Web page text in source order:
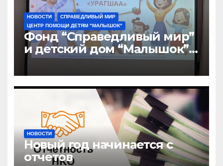
НОВОСТИ
СПРАВЕДЛИВЫЙ МИР
ЦЕНТР ПОМОЩИ ДЕТЯМ "МАЛЫШОК"
Фонд “Справедливый мир”
и детский дом “Малышок”
открыли центр новых
возможностей “УРАГШАА”
НОВОСТИ
Новый год начинается с
отчетов